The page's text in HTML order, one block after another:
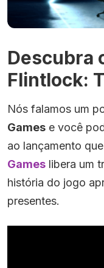
Descubra
Flintlock:
Nós falamos um
Games e você
ao lançamento
Games libera um
história do jogo
presentes.